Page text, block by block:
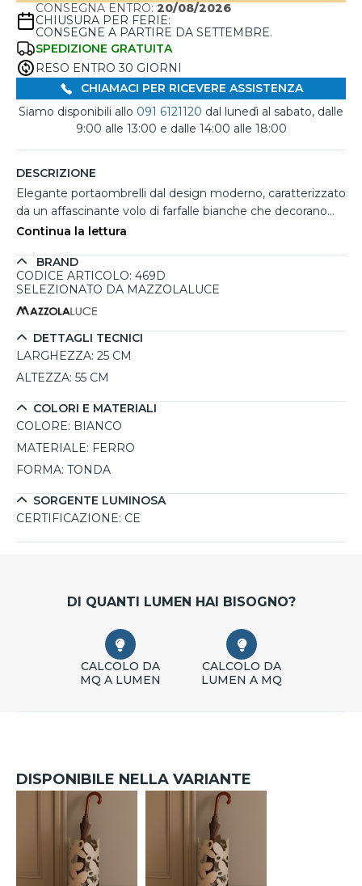
CONSEGNA ENTRO: 20/08/2026
CHIUSURA PER FERIE:
CONSEGNE A PARTIRE DA SETTEMBRE.
SPEDIZIONE GRATUITA
RESO ENTRO 30 GIORNI
CHIAMACI PER RICEVERE ASSISTENZA
Siamo disponibili allo 091 6121120 dal lunedì al sabato, dalle
9:00 alle 13:00 e dalle 14:00 alle 18:00
DESCRIZIONE
Elegante portaombrelli dal design moderno, caratterizzato
da un affascinante volo di farfalle bianche che decorano
con stile l'ingresso di casa o ufficio. Realizzato
Italy unisce funzionalità e raffinatezza. La sua linea pulita e
originale lo rende ideale per abbinamenti con altri
orologi e specchi. Disponibile in vari colori e misure, si
adatta facilmente a diversi tipi di arredamento,
aggiungendo un tocco di eleganza e praticità.
Continua la lettura
BRAND
CODICE ARTICOLO: 469D
SELEZIONATO DA MAZZOLALUCE
DETTAGLI TECNICI
LARGHEZZA: 25 CM
ALTEZZA: 55 CM
COLORI E MATERIALI
COLORE: BIANCO
MATERIALE: FERRO
FORMA: TONDA
SORGENTE LUMINOSA
CERTIFICAZIONE: CE
DI QUANTI LUMEN HAI BISOGNO?
CALCOLO DA
MQ A LUMEN
CALCOLO DA
LUMEN A MQ
DISPONIBILE NELLA VARIANTE